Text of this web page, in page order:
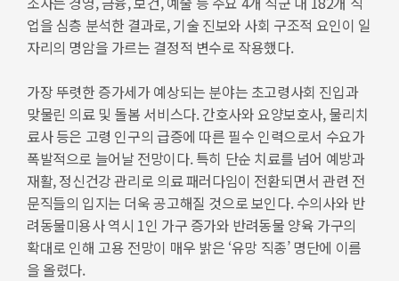
업을 심층 분석한 결과로, 기술 진보와 사회 구조적 요인이 일
자리의 명암을 가르는 결정적 변수로 작용했다.
가장 뚜렷한 증가세가 예상되는 분야는 초고령사회 진입과
맞물린 의료 및 돌봄 서비스다. 간호사와 요양보호사, 물리치
료사 등은 고령 인구의 급증에 따른 필수 인력으로서 수요가
폭발적으로 늘어날 전망이다. 특히 단순 치료를 넘어 예방과
재활, 정신건강 관리로 의료 패러다임이 전환되면서 관련 전
문직들의 입지는 더욱 공고해질 것으로 보인다. 수의사와 반
려동물미용사 역시 1인 가구 증가와 반려동물 양육 가구의
확대로 인해 고용 전망이 매우 밝은 ‘유망 직종’ 명단에 이름
을 올렸다.